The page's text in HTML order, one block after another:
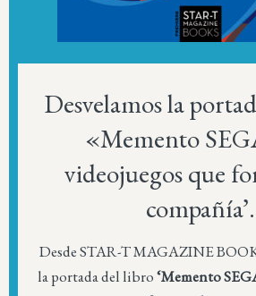
Desvelamos la
«Memento
videojuegos que
compañía’.
Desde STAR-T MAGAZINE
la portada del libro‘Memento